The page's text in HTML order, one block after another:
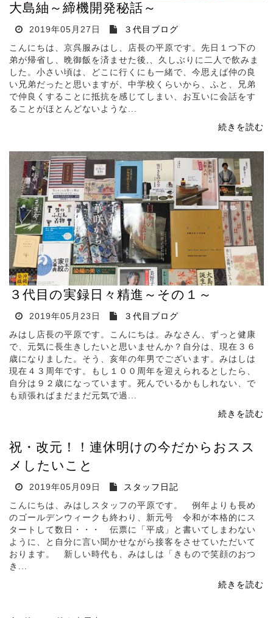
大島紬～締機開発秘話～
2019年05月27日
３代目ブログ
こんにちは、京呉服みはし、店長の平原です。先日１つ下の
弟が帰省し、晩御飯を済ませた後,、久しぶりに二人で飲みま
した。小さい頃は、どこに行くにも一緒で、今思えば仲の良
い兄弟だったと思いますが、中学校くらいから、ふと、兄弟
で仲良くすることに抵抗を感じてしまい、お互いに会話をす
ることがほとんどないような...
続きを読む
３代目の実録日々精進～その１～
2019年05月23日
３代目ブログ
みはし店長の平原です。こんにちは。みなさん、ずっと健康
で、元気に長生きしたいと思いませんか？自分は、現在３６
歳になりました。そう、亥年の年男でございます。みはしは
現在４３周年です。もし１００周年を迎えられるとしたら、
自分は９２歳になっています。死んでいるかもしれない、で
も頑張ればまだまだ元気で過...
続きを読む
祝・改元！！連休明けの今だからおスス
メしたいこと
2019年05月09日
スタッフ日記
こんにちは、みはしスタッフの平原です。 例年よりも長め
のゴールデンウィークも終わり、新元号 令和が本格的にス
タートして数日・・・ 伝票に「平成」と書いてしまわない
ように、と自分に言い聞かせながら接客をさせていただいて
おります。 新しい時代も、みはしは「きもので笑顔のおつ
き...
続きを読む